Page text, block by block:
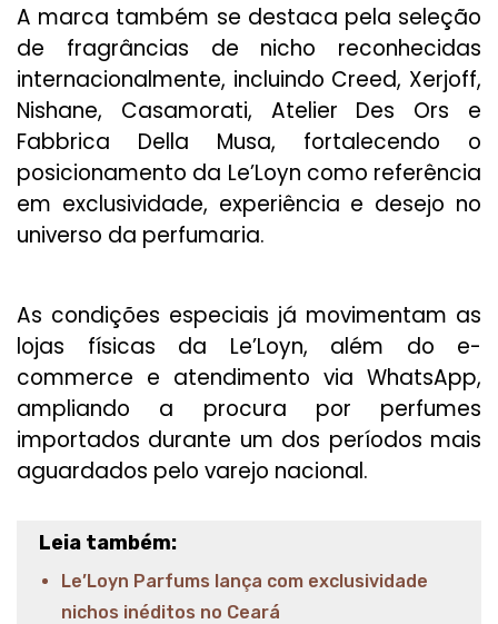
A marca também se destaca pela seleção
de fragrâncias de nicho reconhecidas
internacionalmente, incluindo Creed, Xerjoff,
Nishane, Casamorati, Atelier Des Ors e
Fabbrica Della Musa, fortalecendo o
posicionamento da Le’Loyn como referência
em exclusividade, experiência e desejo no
universo da perfumaria.
As condições especiais já movimentam as
lojas físicas da Le’Loyn, além do e-
commerce e atendimento via WhatsApp,
ampliando a procura por perfumes
importados durante um dos períodos mais
aguardados pelo varejo nacional.
Leia também:
Le’Loyn Parfums lança com exclusividade
nichos inéditos no Ceará